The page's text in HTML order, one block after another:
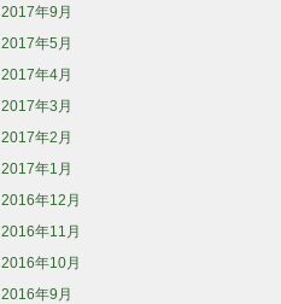
2017年9月
2017年5月
2017年4月
2017年3月
2017年2月
2017年1月
2016年12月
2016年11月
2016年10月
2016年9月